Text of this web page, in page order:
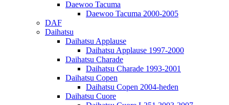
Daewoo Tacuma
Daewoo Tacuma 2000-2005
DAF
Daihatsu
Daihatsu Applause
Daihatsu Applause 1997-2000
Daihatsu Charade
Daihatsu Charade 1993-2001
Daihatsu Copen
Daihatsu Copen 2004-heden
Daihatsu Cuore